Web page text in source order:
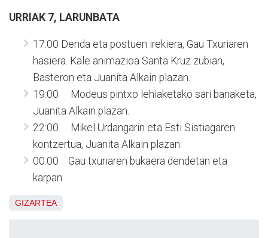
URRIAK 7, LARUNBATA
17:00 Denda eta postuen irekiera, Gau Txuriaren
hasiera. Kale animazioa Santa Kruz zubian,
Basteron eta Juanita Alkain plazan.
19:00 Modeus pintxo lehiaketako sari banaketa,
Juanita Alkain plazan.
22:00 Mikel Urdangarin eta Esti Sistiagaren
kontzertua, Juanita Alkain plazan.
00:00 Gau txuriaren bukaera dendetan eta
karpan.
GIZARTEA